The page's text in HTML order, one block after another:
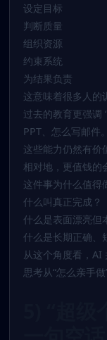
设定目标
判断质量
组织资源
约束系统
为结果负责
这意味着很多人的
过去的教育更强调
PPT、怎么写邮件。
这些能力仍然有价
相对地，更值钱的
这件事为什么值得
什么叫真正完成？
什么是表面漂亮但
什么是长期正确、
从这个角度看，AI
思考从“怎么亲手